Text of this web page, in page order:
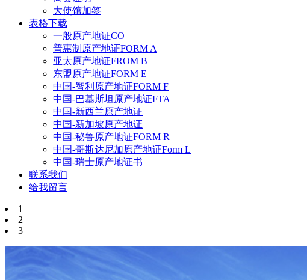
大使馆加签
表格下载
一般原产地证CO
普惠制原产地证FORM A
亚太原产地证FROM B
东盟原产地证FORM E
中国-智利原产地证FORM F
中国-巴基斯坦原产地证FTA
中国-新西兰原产地证
中国-新加坡原产地证
中国-秘鲁原产地证FORM R
中国-哥斯达尼加原产地证Form L
中国-瑞士原产地证书
联系我们
给我留言
1
2
3